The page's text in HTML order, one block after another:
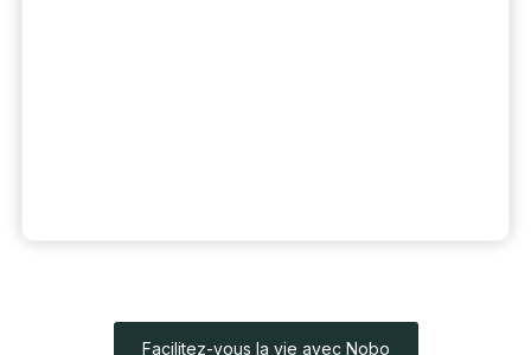
Facilitez-vous la vie avec Nobo